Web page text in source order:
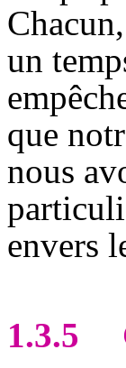
un
que
nous
envers
1.3.5